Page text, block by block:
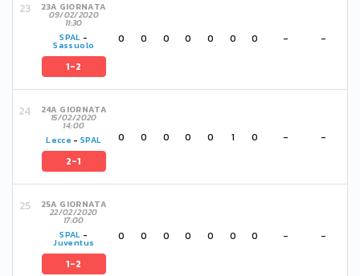
23A GIORNATA
09/02/2020
11:30
SPAL -
Sassuolo
1-2
0 0 0 0 0 0 0 - -
24A GIORNATA
15/02/2020
14:00
Lecce -SPAL
2-1
0 0 0 0 0 1 0 - -
25A GIORNATA
22/02/2020
17:00
SPAL -
Juventus
1-2
0 0 0 0 0 0 0 - -